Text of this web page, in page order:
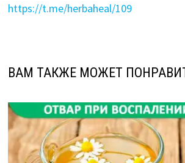
https://t.me/herbaheal/109
ВАМ ТАКЖЕ МОЖЕТ